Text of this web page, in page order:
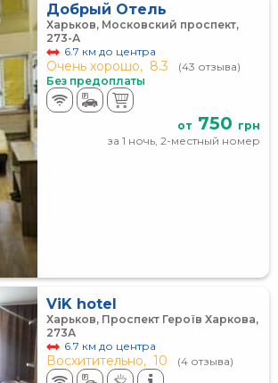
Добрый Отель
Харьков, Московский проспект,
273-А
6.7 км до центра
Очень хорошо, 8.3
(43 отзыва)
Без предоплаты
от 750 грн
за 1 ночь, 2-местный номер
ViK hotel
Харьков, Проспект Героїв Харкова,
273А
6.7 км до центра
Восхитительно, 10 (4 отзыва)